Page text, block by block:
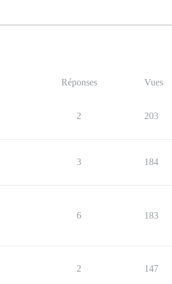
Réponses Vues
2 203
3 184
6 183
2 147